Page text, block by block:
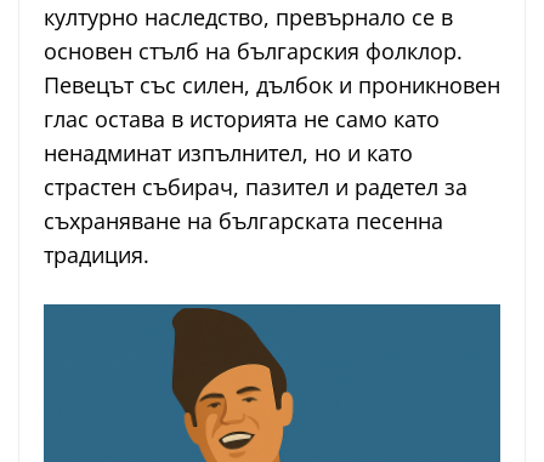
културно наследство, превърнало се в
основен стълб на българския фолклор.
Певецът със силен, дълбок и проникновен
глас остава в историята не само като
ненадминат изпълнител, но и като
страстен събирач, пазител и радетел за
съхраняване на българската песенна
традиция.